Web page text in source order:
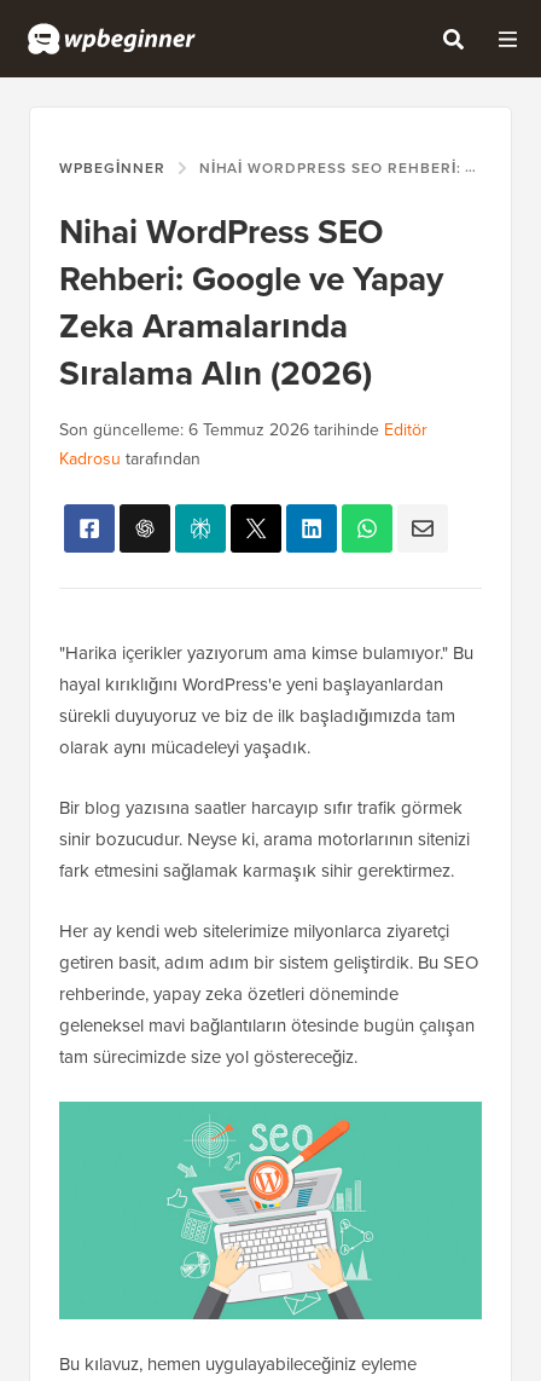
WPBEGINNER NIHAI WORDPRESS SEO REHBERI: GOOGLE VE YAPAY ZEKA ARAMALARINDA SIRALAMA ALIN (2026)
Nihai WordPress SEO
Rehberi: Google ve Yapay
Zeka Aramalarında
Sıralama Alın (2026)
Son güncelleme:6 Temmuz 2026tarihinde Editör
Kadrosu tarafından
"Harika içerikler yazıyorum ama kimse bulamıyor." Bu
hayal kırıklığını WordPress'e yeni başlayanlardan
sürekli duyuyoruz ve biz de ilk başladığımızda tam
olarak aynı mücadeleyi yaşadık.
Bir blog yazısına saatler harcayıp sıfır trafik görmek
sinir bozucudur. Neyse ki, arama motorlarının sitenizi
fark etmesini sağlamak karmaşık sihir gerektirmez.
Her ay kendi web sitelerimize milyonlarca ziyaretçi
getiren basit, adım adım bir sistem geliştirdik. Bu SEO
rehberinde, yapay zeka özetleri döneminde
geleneksel mavi bağlantıların ötesinde bugün çalışan
tam sürecimizde size yol göstereceğiz.
Bu kılavuz, hemen uygulayabileceğiniz eyleme